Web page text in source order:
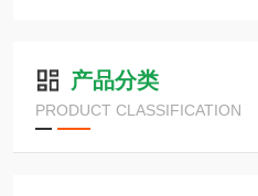
产品分类
PRODUCT CLASSIFICATION